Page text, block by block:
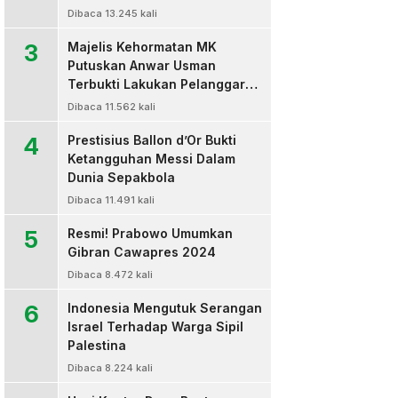
Dibaca 13.245 kali
3
Majelis Kehormatan MK
Putuskan Anwar Usman
Terbukti Lakukan Pelanggaran
Berat Kode Etik dan
Dibaca 11.562 kali
4
Prestisius Ballon d’Or Bukti
Ketangguhan Messi Dalam
Dunia Sepakbola
Dibaca 11.491 kali
5
Resmi! Prabowo Umumkan
Gibran Cawapres 2024
Dibaca 8.472 kali
6
Indonesia Mengutuk Serangan
Israel Terhadap Warga Sipil
Palestina
Dibaca 8.224 kali